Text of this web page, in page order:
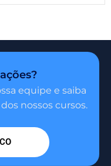
equipe e saiba
nossos cursos.